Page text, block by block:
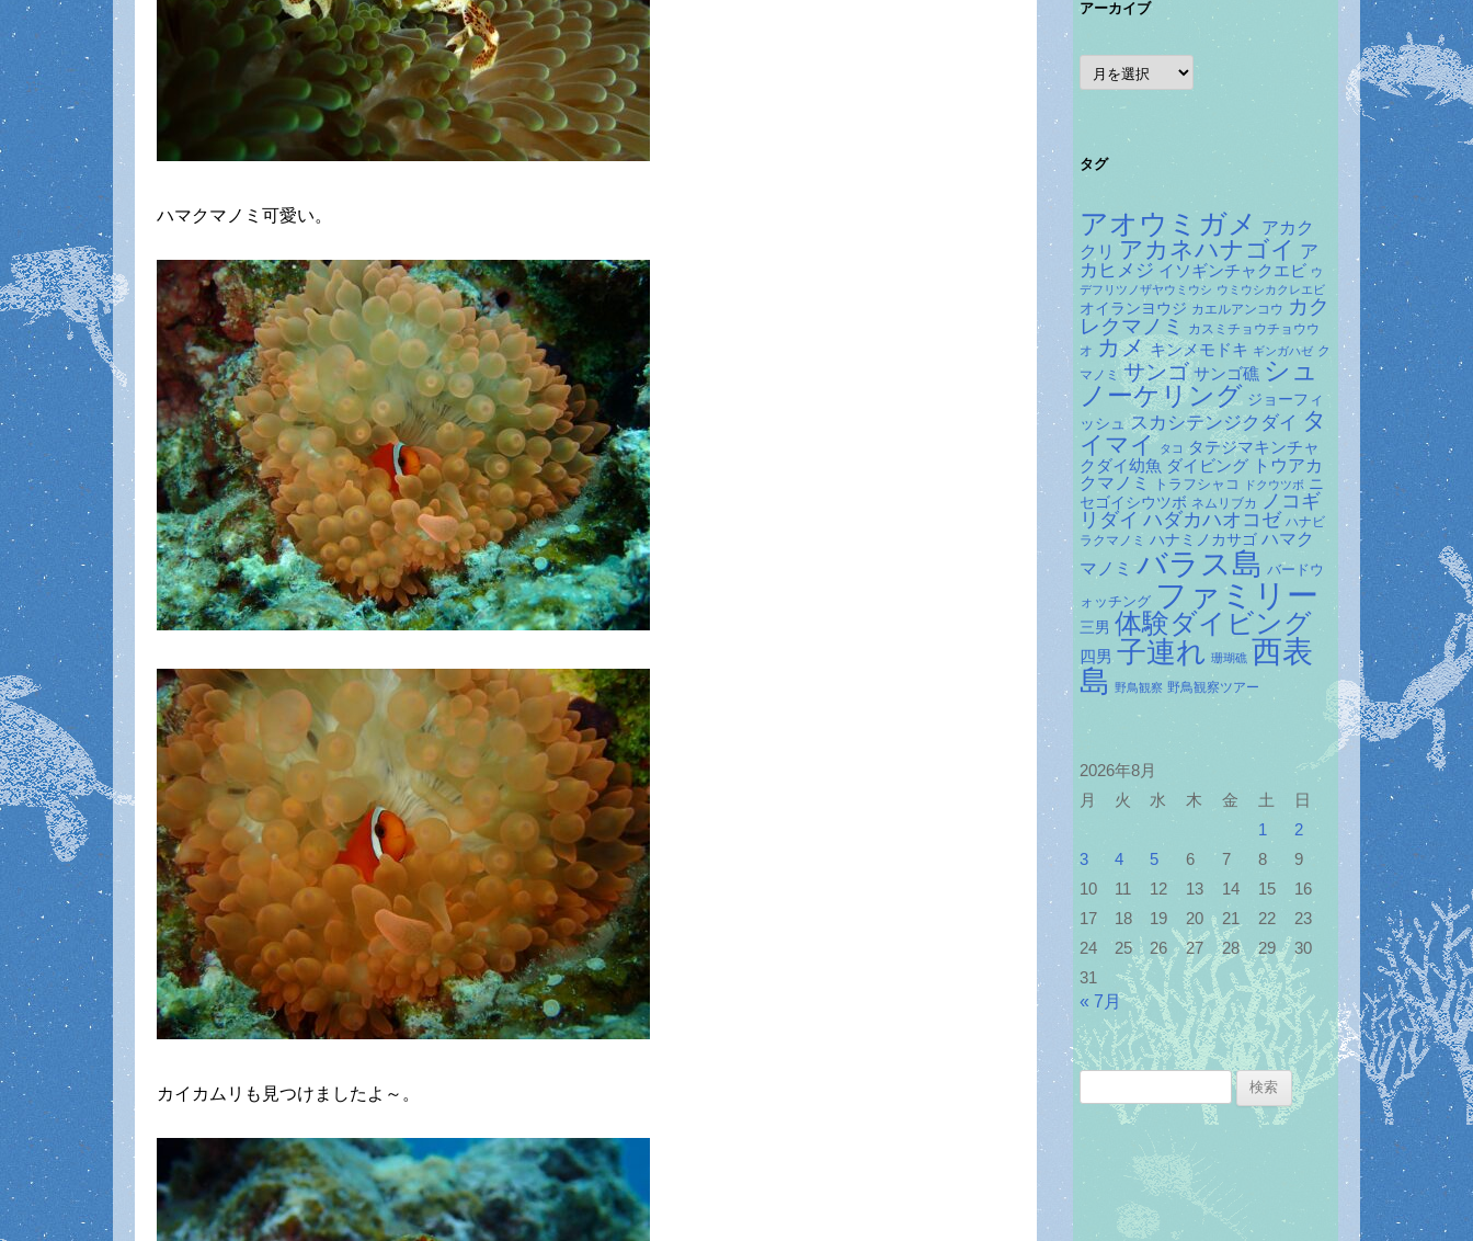
ハマクマノミ可愛い。
カイカムリも見つけましたよ～。
アーカイブ
ア
ー
タグ
アオウミガメ
アカク
クリ アカネハナゴイ ア
カヒメジ イソギンチャクエビ ウ
デフリツノザヤウミウシ ウミウシカクレエビ
オイランヨウジ カエルアンコウ カク
レクマノミ
カスミチョウチョウウ
オ カメ キンメモドキ ギンガハゼ ク
マノミ サンゴ サンゴ礁 シュ
ノーケリング ジョーフィ
ッシュ スカシテンジクダイ タ
イマイ タコ タテジマキンチャ
クダイ幼魚 ダイビング トウアカ
クマノミ
トラフシャコ ドクウツボ
ニ
セゴイシウツボ ネムリブカ
ノコギ
リダイ ハダカハオコゼ ハナビ
ラクマノミ ハナミノカサゴ ハマク
マノミ バラス島 バードウ
ォッチング ファミリー
三男 体験ダイビング
四男 子連れ 珊瑚礁 西表
島
野鳥観察 野鳥観察ツアー
2026年8月
月
火 水 木 金 土
日
1
2
3
4 5 6 7 8
9
10
11 12 13 14 15
16
17
18 19 20 21 22
23
24
25 26 27 28 29
30
31
« 7月